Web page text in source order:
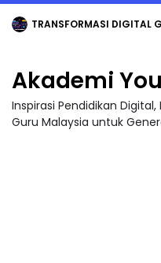
TRANSFORMASI DIGITAL GURU SIRI 7 :
Akademi
Inspirasi Pendidikan
Guru Malaysia untuk